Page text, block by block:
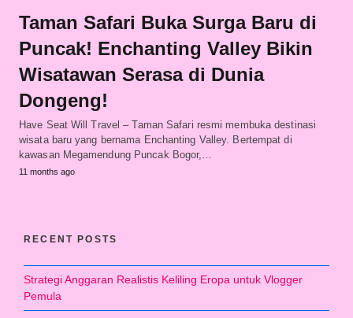
Taman Safari Buka Surga Baru di
Puncak! Enchanting Valley Bikin
Wisatawan Serasa di Dunia
Dongeng!
Have Seat Will Travel – Taman Safari resmi membuka destinasi
wisata baru yang bernama Enchanting Valley. Bertempat di
kawasan Megamendung Puncak Bogor,…
11 months ago
RECENT POSTS
Strategi Anggaran Realistis Keliling Eropa untuk Vlogger
Pemula